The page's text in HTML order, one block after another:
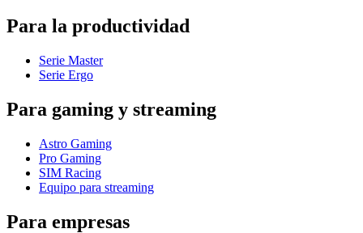
Para la productividad
Serie Master
Serie Ergo
Para gaming y streaming
Astro Gaming
Pro Gaming
SIM Racing
Equipo para streaming
Para empresas